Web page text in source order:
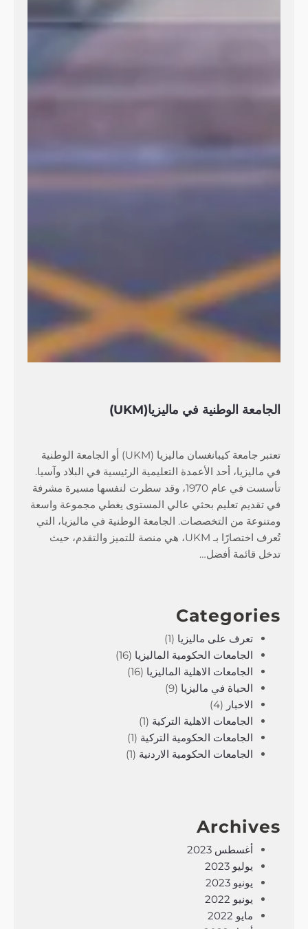
الجامعة الوطنية في ماليزيا(UKM)
تعتبر جامعة كيبانغسان ماليزيا (UKM) أو الجامعة الوطنية
في ماليزيا، أحد الأعمدة التعليمية الرئيسية في البلاد وآسيا.
تأسست في عام 1970، وقد سطرت لنفسها مسيرة مشرفة
في تقديم تعليم بحثي عالي المستوى يغطي مجموعة واسعة
ومتنوعة من التخصصات. الجامعة الوطنية في ماليزيا، التي
تُعرف اختصارًا بـ UKM، هي منصة للتميز والتقدم، حيث
تدخل قائمة أفضل…
Categories
تعرف على ماليزيا (1)
الجامعات الحكومية الماليزيا (16)
الجامعات الاهلية الماليزيا (16)
الحياة في ماليزيا (9)
الاخبار (4)
الجامعات الاهلية التركية (1)
الجامعات الحكومية التركية (1)
الجامعات الحكومية الاردنية (1)
Archives
أغسطس 2023
يوليو 2023
يونيو 2023
يونيو 2022
مايو 2022